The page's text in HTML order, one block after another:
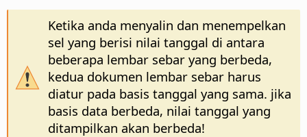
Ketika anda menyalin dan menempelkan
sel yang berisi nilai tanggal di antara
beberapa lembar sebar yang berbeda,
kedua dokumen lembar sebar harus
diatur pada basis tanggal yang sama. jika
basis data berbeda, nilai tanggal yang
ditampilkan akan berbeda!